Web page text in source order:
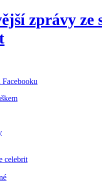
zprávy ze
Facebooku
celebrit